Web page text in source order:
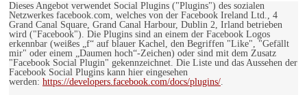
Dieses Angebot verwendet Social Plugins ("Plugins") des sozialen
Netzwerkes facebook.com, welches von der Facebook Ireland Ltd., 4
Grand Canal Square, Grand Canal Harbour, Dublin 2, Irland betrieben
wird ("Facebook"). Die Plugins sind an einem der Facebook Logos
erkennbar (weißes „f“ auf blauer Kachel, den Begriffen "Like", "Gefällt
mir" oder einem „Daumen hoch“-Zeichen) oder sind mit dem Zusatz
"Facebook Social Plugin" gekennzeichnet. Die Liste und das Aussehen der
Facebook Social Plugins kann hier eingesehen
werden: https://developers.facebook.com/docs/plugins/.